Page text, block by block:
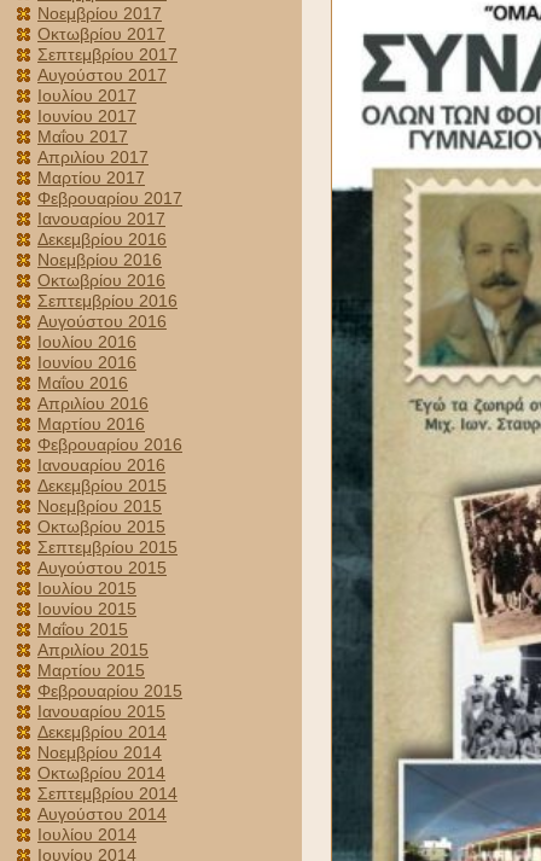
Νοεμβρίου 2017
Οκτωβρίου 2017
Σεπτεμβρίου 2017
Αυγούστου 2017
Ιουλίου 2017
Ιουνίου 2017
Μαΐου 2017
Απριλίου 2017
Μαρτίου 2017
Φεβρουαρίου 2017
Ιανουαρίου 2017
Δεκεμβρίου 2016
Νοεμβρίου 2016
Οκτωβρίου 2016
Σεπτεμβρίου 2016
Αυγούστου 2016
Ιουλίου 2016
Ιουνίου 2016
Μαΐου 2016
Απριλίου 2016
Μαρτίου 2016
Φεβρουαρίου 2016
Ιανουαρίου 2016
Δεκεμβρίου 2015
Νοεμβρίου 2015
Οκτωβρίου 2015
Σεπτεμβρίου 2015
Αυγούστου 2015
Ιουλίου 2015
Ιουνίου 2015
Μαΐου 2015
Απριλίου 2015
Μαρτίου 2015
Φεβρουαρίου 2015
Ιανουαρίου 2015
Δεκεμβρίου 2014
Νοεμβρίου 2014
Οκτωβρίου 2014
Σεπτεμβρίου 2014
Αυγούστου 2014
Ιουλίου 2014
Ιουνίου 2014